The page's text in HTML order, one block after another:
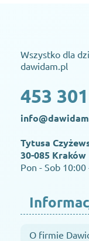
Wszystko dla
dawidam.pl
453
Tytusa
30-085 Kraków
Pon - Sob 10:00
O firmie